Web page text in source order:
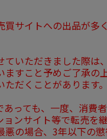
サイトへの出品が多
いただきました際は
すこと予めご了承の
だくことがあります。
っても、一度、消費
ンサイト等で転売を
の場合、3年以下の